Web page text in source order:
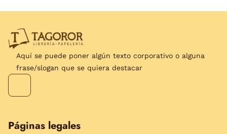
Aquí se puede poner algún texto corporativo o alguna
frase/slogan que se quiera destacar
Páginas legales